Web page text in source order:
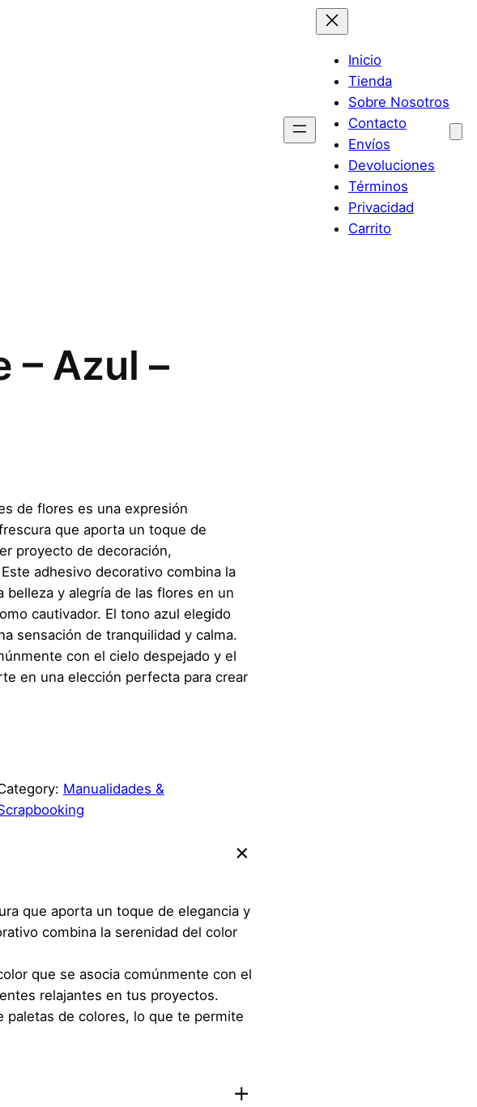
Inicio
Tienda
Sobre Nosotros
Contacto
Envíos
Devoluciones
Términos
Privacidad
Carrito
– Azul –
de flores es una expresión
que aporta un toque de
proyecto de decoración,
adhesivo decorativo combina la
belleza y alegría de las flores en un
cautivador. El tono azul elegido
sensación de tranquilidad y calma.
con el cielo despejado y el
en una elección perfecta para crear
Manualidades &
que aporta un toque de elegancia y
combina la serenidad del color
que se asocia comúnmente con el
relajantes en tus proyectos.
paletas de colores, lo que te permite